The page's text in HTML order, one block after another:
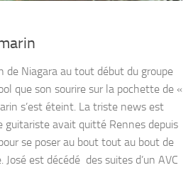
de Niagara au tout début du groupe
que son sourire sur la pochette de «
s’est éteint. La triste news est
guitariste avait quitté Rennes depuis
se poser au bout tout au bout de
José est décédé des suites d’un AVC